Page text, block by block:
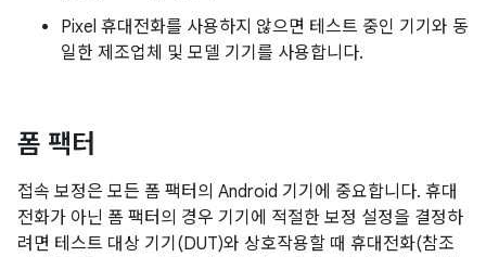
Pixel 휴대전화를 사용하지 않으면 테스트 중인 기기와 동
일한 제조업체 및 모델 기기를 사용합니다.
폼 팩터
접속 보정은 모든 폼 팩터의 Android 기기에 중요합니다. 휴대
전화가 아닌 폼 팩터의 경우 기기에 적절한 보정 설정을 결정하
려면 테스트 대상 기기(DUT)와 상호작용할 때 휴대전화(참조